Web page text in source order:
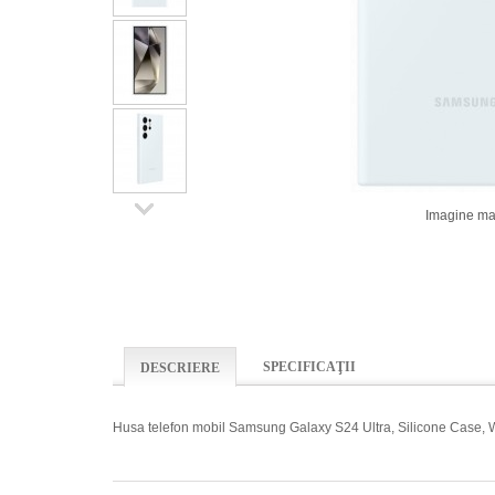
Imagine
DESCRIERE SPECIFICAŢII
Husa telefon mobil Samsung Galaxy S24 Ultra, Silicone Case,